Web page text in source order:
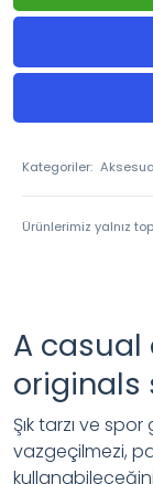
Kategoriler:
Ürünlerimiz yalnız
A casual
originals
Şık tarzı ve
vazgeçilmezi,